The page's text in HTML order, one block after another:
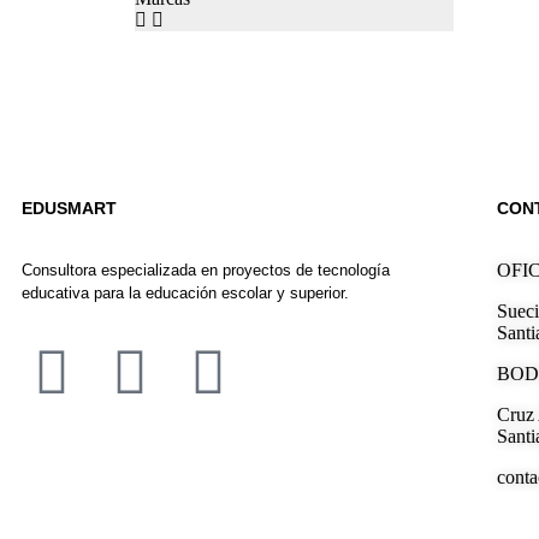
EDUSMART
Consultora especializada en proyectos de tecnología
educativa para la educación escolar y superior.
Cruz